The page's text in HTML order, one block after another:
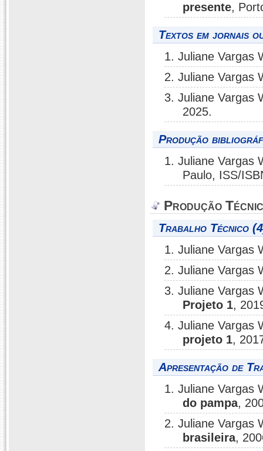
presente,
Textos em jornais
1. Juliane Vargas
2. Juliane Vargas
3. Juliane Vargas
2025.
Produção
1. Juliane Vargas
Paulo, ISS/
Produção
Trabalho Técnico
1. Juliane Vargas
2. Juliane Vargas
3. Juliane Vargas
Projeto 1,
4. Juliane Vargas
projeto 1,
Apresentação de
1. Juliane Vargas
do pampa,
2. Juliane Vargas
brasileira,